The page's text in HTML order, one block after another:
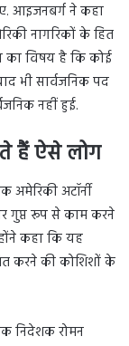
ए. आइजनबर्ग ने कहा
नागरिकों के हित
का विषय है कि कोई
भी सार्वजनिक पद
नहीं हुई.
हैं ऐसे लोग
अमेरिकी अटॉर्नी
गुप्त रूप से काम करने
कहा कि यह
करने की कोशिशों के
निदेशक रोमन